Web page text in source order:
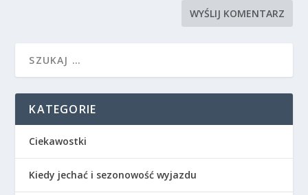
KATEGORIE
Ciekawostki
Kiedy jechać i sezonowość wyjazdu